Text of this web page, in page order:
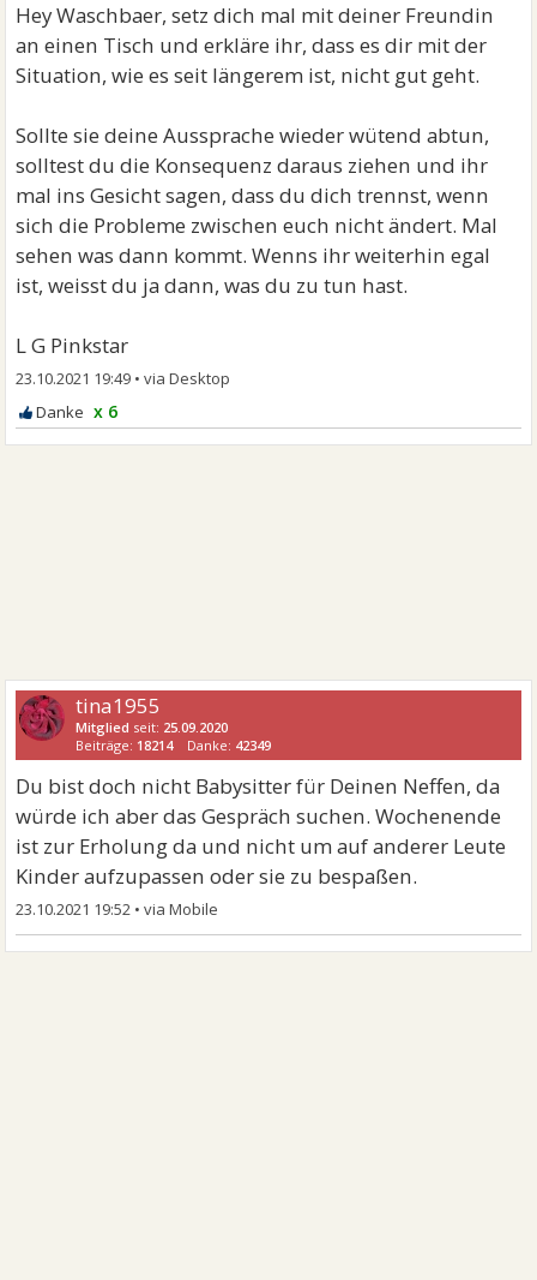
Hey Waschbaer, setz dich mal mit deiner Freundin
an einen Tisch und erkläre ihr, dass es dir mit der
Situation, wie es seit längerem ist, nicht gut geht.
Sollte sie deine Aussprache wieder wütend abtun,
solltest du die Konsequenz daraus ziehen und ihr
mal ins Gesicht sagen, dass du dich trennst, wenn
sich die Probleme zwischen euch nicht ändert. Mal
sehen was dann kommt. Wenns ihr weiterhin egal
ist, weisst du ja dann, was du zu tun hast.
L G Pinkstar
23.10.2021 19:49 •
x 6
tina1955
Mitglied seit: 25.09.2020
Beiträge: 18214 Danke: 42349
Du bist doch nicht Babysitter für Deinen Neffen, da
würde ich aber das Gespräch suchen. Wochenende
ist zur Erholung da und nicht um auf anderer Leute
Kinder aufzupassen oder sie zu bespaßen.
23.10.2021 19:52 •